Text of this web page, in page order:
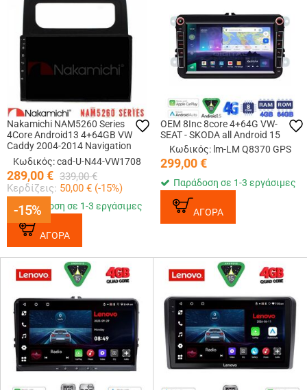
-15%
Nakamichi NAM5260 Series
4Core Android13 4+64GB VW
Caddy 2004-2014 Navigation
Multimedia Tablet 10 Με Carplay
&amp; Android Auto
Κωδικός: cad-U-N44-VW1708
289,00€ 339,00 €
Κερδίζεις: 50,00 € (-15%)
-15%
Παράδοση σε 1-3 εργάσιμες
ΑΓΟΡΑ
OEM 8Inc 8core 4+64G VW-
SEAT - SKODA all Android 15
Κωδικός: lm-LM Q8370 GPS
299,00€
Παράδοση σε 1-3 εργάσιμες
ΑΓΟΡΑ